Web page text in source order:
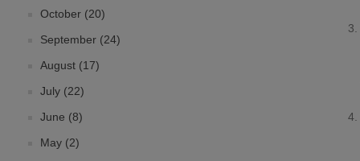
October (20)
September (24)
August (17)
July (22)
June (8)
May (2)